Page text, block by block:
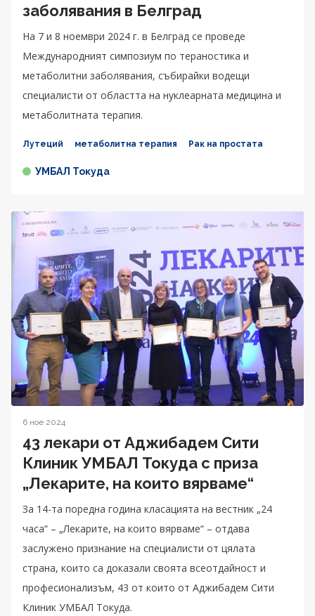
заболявания в Белград
На 7 и 8 ноември 2024 г. в Белград се проведе
Международният симпозиум по тераностика и
метаболитни заболявания, събирайки водещи
специалисти от областта на нуклеарната медицина и
метаболитната терапия.
Лутеций метаболитна терапия Рак на простата
УМБАЛ Токуда
6 ное 2024
43 лекари от Аджибадем Сити
Клиник УМБАЛ Токуда с приза
„Лекарите, на които вярваме“
За 14-та поредна година класацията на вестник „24
часа“ – „Лекарите, на които вярваме“ – отдава
заслужено признание на специалисти от цялата
страна, които са доказали своята всеотдайност и
професионализъм, 43 от които от Аджибадем Сити
Клиник УМБАЛ Токуда.